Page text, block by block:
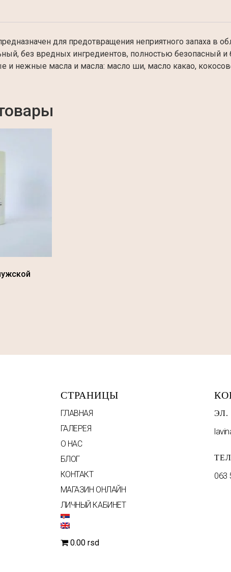
для предотвращения неприятного запаха в
без вредных ингредиентов, полностью безопасный
и нежные масла и масла: масло ши, масло какао,
СТРАНИЦЫ
ГЛАВНАЯ
ГАЛЕРЕЯ
О НАС
БЛОГ
КОНТАКТ
МАГАЗИН ОНЛАЙН
ЛИЧНЫЙ КАБИНЕТ
0.00 rsd
ЭЛ.
063